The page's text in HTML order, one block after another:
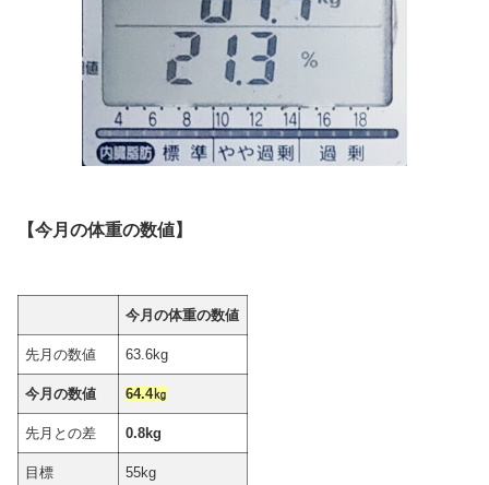
【今月の体重の数値】
今月の体重の数値
先月の数値 63.6kg
今月の数値 64.4㎏
先月との差 0.8kg
目標 55kg